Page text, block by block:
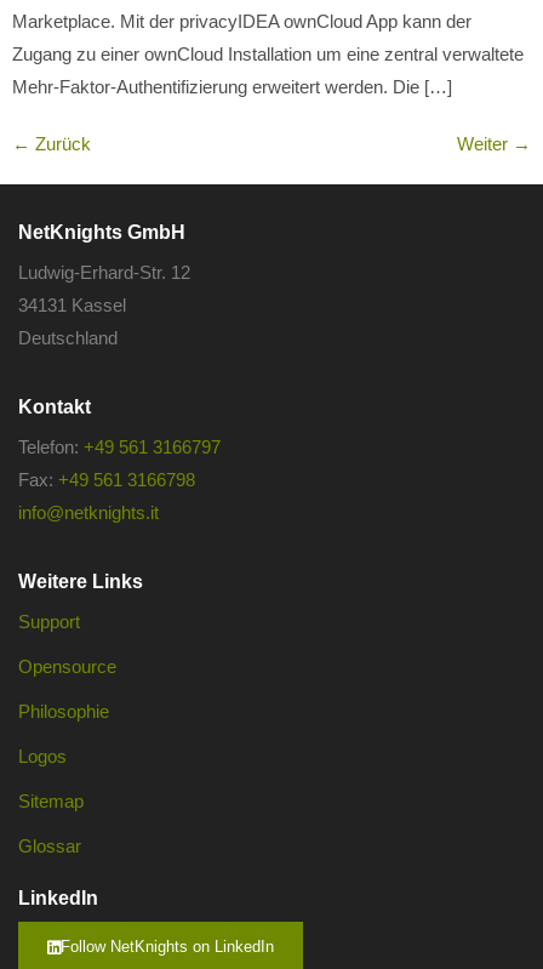
Marketplace. Mit der privacyIDEA ownCloud App kann der
Zugang zu einer ownCloud Installation um eine zentral verwaltete
Mehr-Faktor-Authentifizierung erweitert werden. Die […]
← Zurück Weiter →
NetKnights GmbH
Ludwig-Erhard-Str. 12
34131 Kassel
Deutschland
Kontakt
Telefon: +49 561 3166797
Fax: +49 561 3166798
info@netknights.it
Weitere Links
Support
Opensource
Philosophie
Logos
Sitemap
Glossar
LinkedIn
Follow NetKnights on LinkedIn